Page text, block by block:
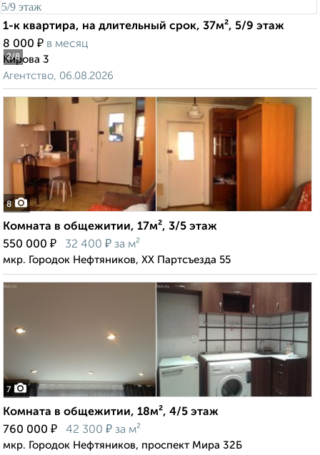
2/8
1-к квартира, на длительный срок, 37м², 5/9 этаж
8 000 ₽ в месяц
Кирова 3
Агентство, 06.08.2026
8
Комната в общежитии, 17м², 3/5 этаж
550 000 ₽ 32 400 ₽ за м²
мкр. Городок Нефтяников, XX Партсъезда 55
7
Комната в общежитии, 18м², 4/5 этаж
760 000 ₽ 42 300 ₽ за м²
мкр. Городок Нефтяников, проспект Мира 32Б